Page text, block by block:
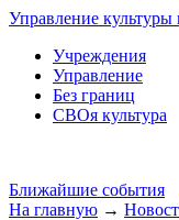
Управление
Учреждения
Управление
Без границ
СВОя культура
Ближайшие события
На главную →